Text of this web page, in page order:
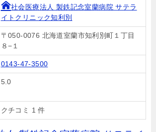
社会医療法人 製鉄記念室蘭病院 サテラ
イトクリニック知利別
〒050-0076 北海道室蘭市知利別町１丁目
８−１
0143-47-3500
5.0
クチコミ 1 件